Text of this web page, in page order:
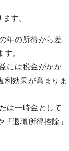
す。
年の所得から差
。
には税金がかか
利効果が高まりま
は一時金として
退職所得控除」